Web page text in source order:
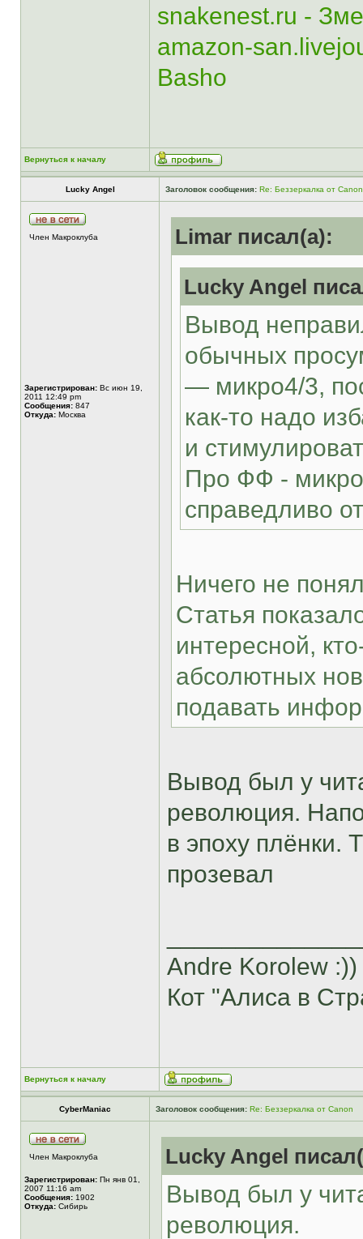
snakenest.ru -
amazon-
Basho
Вернуться к началу
Lucky Angel Заголовок сообщения: Re: Беззеркалка от Canon
Член Макроклуба
Зарегистрирован: Вс июн 19,
2011 12:49 pm
Сообщения: 847
Откуда: Москва
Limar писал(а):
Lucky Angel
Вывод
обычных
— микро4/3,
как-то надо
и
Про ФФ -
справедливо
Ничего не
Статья
интересной,
абсолютных
подавать
Вывод был у
революция.
в эпоху плёнки.
прозевал
Andre Korolew
Кот "Алиса в
Вернуться к началу
CyberManiac Заголовок сообщения: Re: Беззеркалка от Canon
Член Макроклуба
Зарегистрирован: Пн янв 01,
2007 11:16 am
Сообщения: 1902
Откуда: Сибирь
Lucky Angel
Вывод был у
революция.